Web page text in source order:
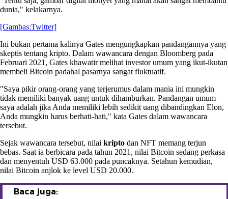
dunia," kelakarnya.
[Gambas:Twitter]
Ini bukan pertama kalinya Gates mengungkapkan pandangannya yang
skeptis tentang kripto. Dalam wawancara dengan Bloomberg pada
Februari 2021, Gates khawatir melihat investor umum yang ikut-ikutan
membeli Bitcoin padahal pasarnya sangat fluktuatif.
"Saya pikir orang-orang yang terjerumus dalam mania ini mungkin
tidak memiliki banyak uang untuk dihamburkan. Pandangan umum
saya adalah jika Anda memiliki lebih sedikit uang dibandingkan Elon,
Anda mungkin harus berhati-hati," kata Gates dalam wawancara
tersebut.
Sejak wawancara tersebut, nilai kripto dan NFT memang terjun
bebas. Saat ia berbicara pada tahun 2021, nilai Bitcoin sedang perkasa
dan menyentuh USD 63.000 pada puncaknya. Setahun kemudian,
nilai Bitcoin anjlok ke level USD 20.000.
Baca juga: